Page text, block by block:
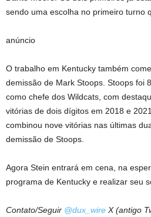
sendo uma escolha no primeiro turno
anúncio
O trabalho em Kentucky também
demissão de Mark Stoops. Stoops foi
como chefe dos Wildcats, com
vitórias de dois dígitos em 2018 e
combinou nove vitórias nas últimas
demissão de Stoops.
Agora Stein entrará em cena, na
programa de Kentucky e realizar seu
Contato/Seguir @dux_wire X (antigo